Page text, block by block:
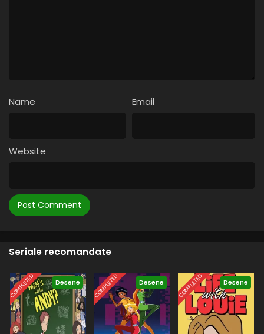
2 Norocosul
Name Email
Website
Seriale recomandate
COMPLETED Desene COMPLETED Desene COMPLETED Desene